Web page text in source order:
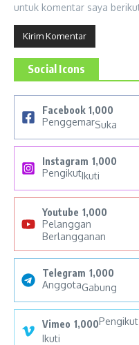
untuk komentar saya
Social Icons
Facebook 1,000
PenggemarSuka
Instagram 1,000
PengikutIkuti
Youtube 1,000
Pelanggan
Berlangganan
Telegram 1,000
AnggotaGabung
Vimeo 1,000Pengikut
Ikuti